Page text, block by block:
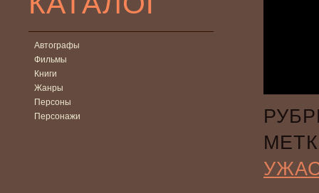
Автографы
Фильмы
Книги
Жанры
Персоны
Персонажи